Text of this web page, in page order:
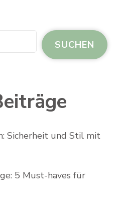
SUCHEN
Sicherheit und Stil mit
5 Must-haves für